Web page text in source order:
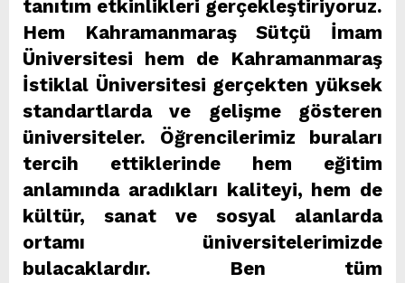
tanıtım etkinlikleri gerçekleştiriyoruz.
Hem Kahramanmaraş Sütçü İmam
Üniversitesi hem de Kahramanmaraş
İstiklal Üniversitesi gerçekten yüksek
standartlarda ve gelişme gösteren
üniversiteler. Öğrencilerimiz buraları
tercih ettiklerinde hem eğitim
anlamında aradıkları kaliteyi, hem de
kültür, sanat ve sosyal alanlarda
ortamı üniversitelerimizde
bulacaklardır. Ben tüm